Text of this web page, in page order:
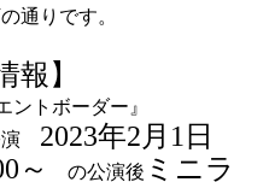
通りです。
報】
ントボーダー』
2023年2月1日
～
の公演後 ミニラ